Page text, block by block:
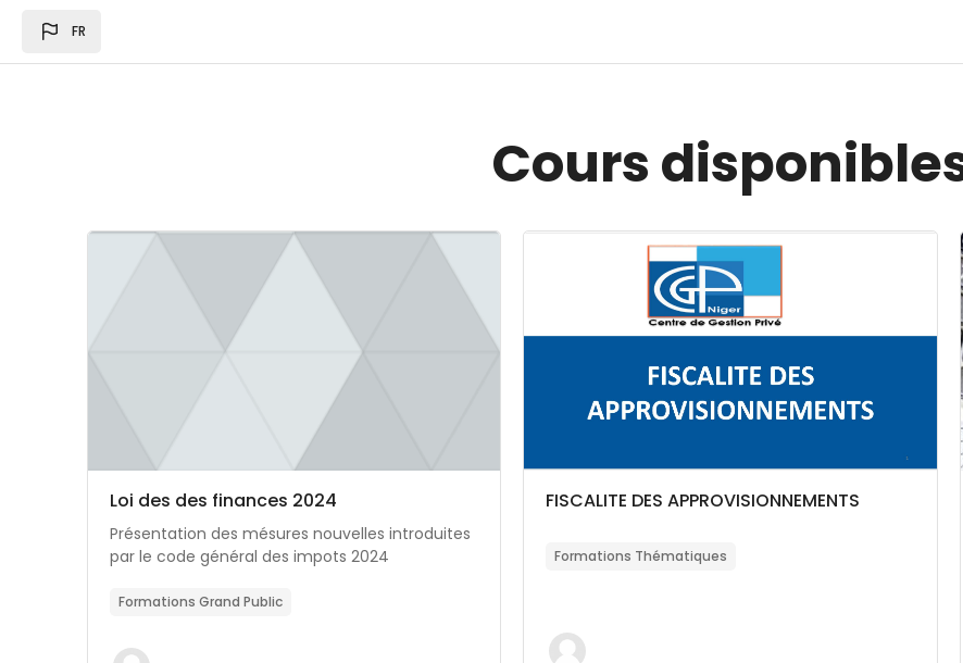
FR
Cours
Image du cours Loi des des finances 2024
Catégorie de cours
Nom du cours
Loi des des finances 2024
Résumé du cours :
Présentation des mésures nouvelles introduites
par le code général des impots 2024
Formations Grand Public
Image du cours FISCALITE DES
Catégorie de cours
Nom du cours
FISCALITE DES APPROVISIONNEMENTS
Formations Thématiques